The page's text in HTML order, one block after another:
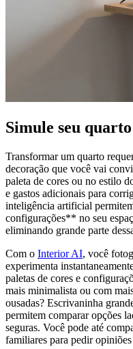
Simule seu
Transformar um quarto
decoração que você vai
paleta de cores ou no estilo
e gastos adicionais para
inteligência artificial
configurações** no seu
eliminando grande parte
Com o Interior AI, você
experimenta
paletas de cores e
mais minimalista ou com
ousadas? Escrivaninha
permitem comparar opções
seguras. Você pode até
familiares para pedir